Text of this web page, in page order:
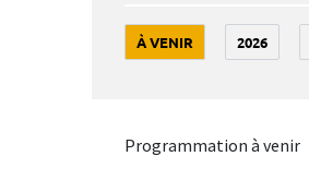
À VENIR 2026
Programmation à venir